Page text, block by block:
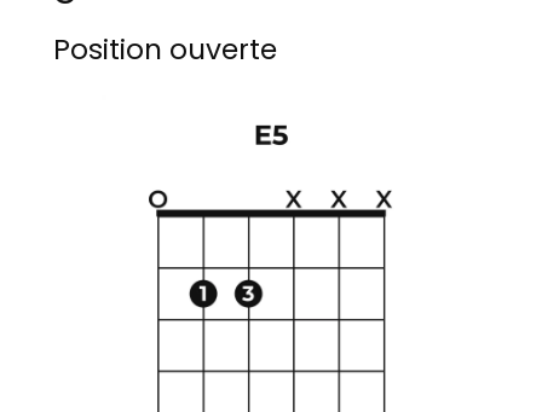
Position ouverte